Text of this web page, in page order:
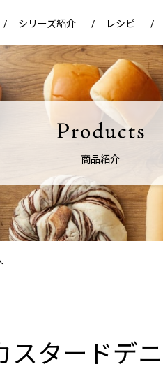
シリーズ紹介 レシピ
商品紹介
スタードデ